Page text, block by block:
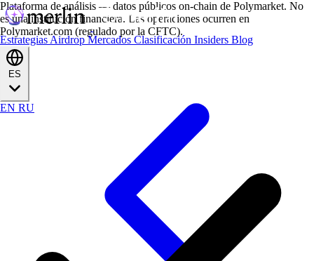
Estrategias AirdropMercados Clasificación Insiders Blog
EN RU
Plataforma de análisis — datos públicos on-chain de Polymarket. No
es una institución financiera. Las operaciones ocurren en
Polymarket.com (regulado por la CFTC).